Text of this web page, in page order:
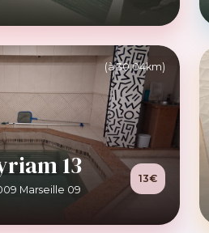
(à 30.04km)
13
Marseille 09
13€